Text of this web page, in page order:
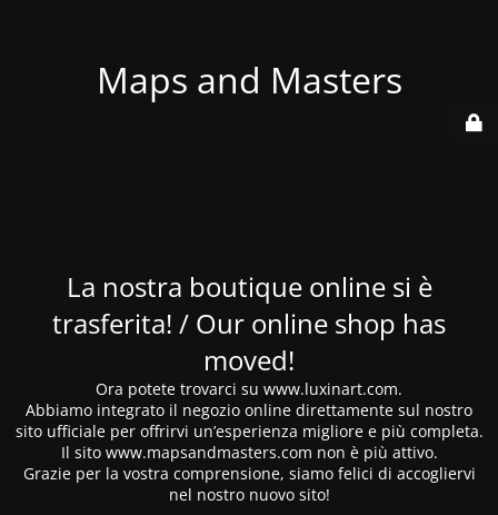
Maps and Masters
La nostra boutique online si è
trasferita! / Our online shop has
moved!
Ora potete trovarci su www.luxinart.com.
Abbiamo integrato il negozio online direttamente sul nostro
sito ufficiale per offrirvi un’esperienza migliore e più completa.
Il sito www.mapsandmasters.com non è più attivo.
Grazie per la vostra comprensione, siamo felici di accogliervi
nel nostro nuovo sito!